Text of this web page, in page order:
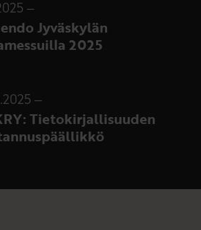
–
Jyväskylän
2025
–
Tietokirjallisuuden